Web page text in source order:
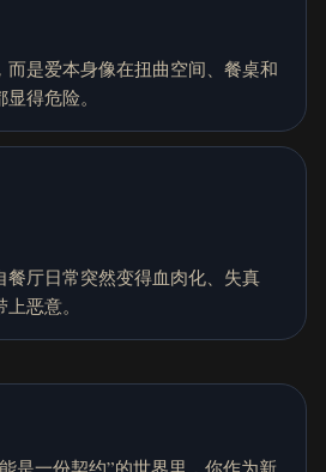
是爱本身像在扭曲空间、餐桌和
得危险。
餐厅日常突然变得血肉化、失真
恶意。
是一份契约”的世界里，你作为新